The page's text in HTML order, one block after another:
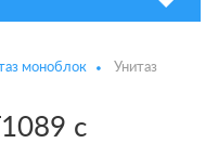
моноблок
Унитаз
с